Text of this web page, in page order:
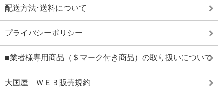
配送方法･送料について
プライバシーポリシー
■業者様専用商品（＄マーク付き商品）の取り扱いについて
大国屋 ＷＥＢ販売規約